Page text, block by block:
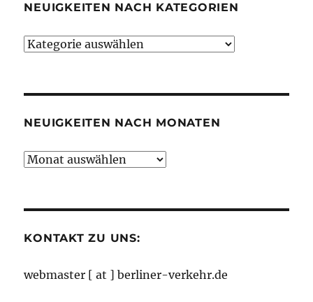
NEUIGKEITEN NACH KATEGORIEN
Neuigkeiten
NEUIGKEITEN NACH MONATEN
Neuigkeiten
KONTAKT ZU UNS:
webmaster [ at ] berliner-verkehr.de